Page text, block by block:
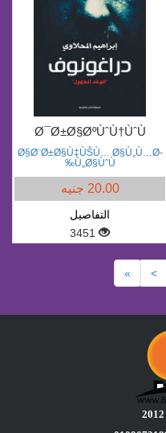
Ø¯Ø±Ø§ØºÙˆÙ†ÙˆÙ
Ø§Ø¨Ø±Ø§Ù‡ÙŠÙ… Ø§Ù„Ù…Ø­
Ù„Ø§ÙˆÙ‰
20.00 جنيه
التفاصيل
3451
>
»